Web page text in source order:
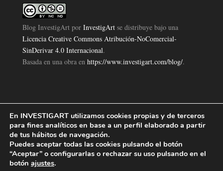
Blog InvestigArtpor InvestigArtse distribuye bajo una
Licencia Creative Commons Atribución-NoComercial-
SinDerivar 4.0 Internacional.
Basada en una obra en https://www.investigart.com/blog/.
Política de Privacidad|Aviso Legal|Política de Cookies|
Investigart Copyright © 2019. |
En INVESTIGART utilizamos cookies propias y de terceros
para fines analíticos en base a un perfil elaborado a partir
de tus hábitos de navegación.
Puedes aceptar todas las cookies pulsando el botón
“Aceptar” o configurarlas o rechazar su uso pulsando en el
botón ajustes.